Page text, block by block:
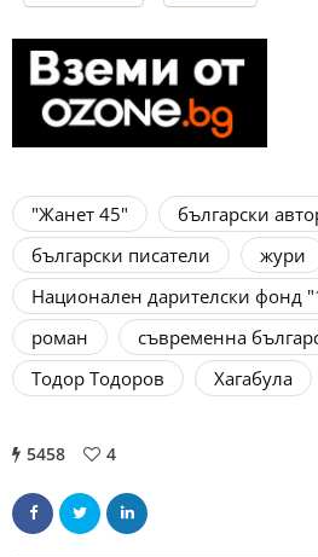
"Жанет 45"
български
български писатели
жури
Национален дарителски фонд
роман
съвременна
Тодор Тодоров
Хагабула
5458 4